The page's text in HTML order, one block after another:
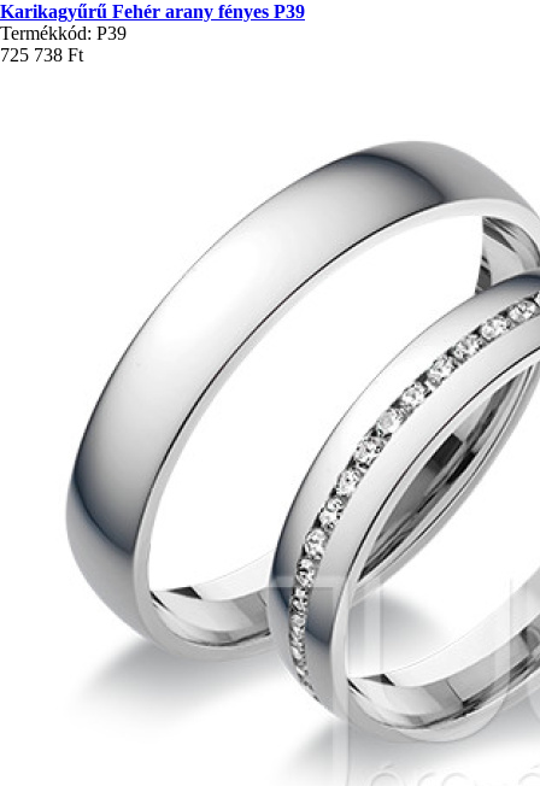
Karikagyűrű Fehér arany fényes P39
Termékkód: P39
725 738 Ft